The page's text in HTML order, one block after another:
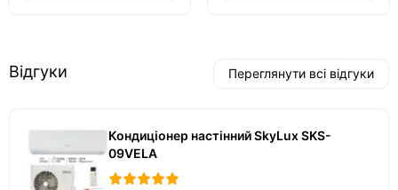
Відгуки Переглянути всі відгуки
Кондиціонер настінний SkyLux SKS-
09VELA